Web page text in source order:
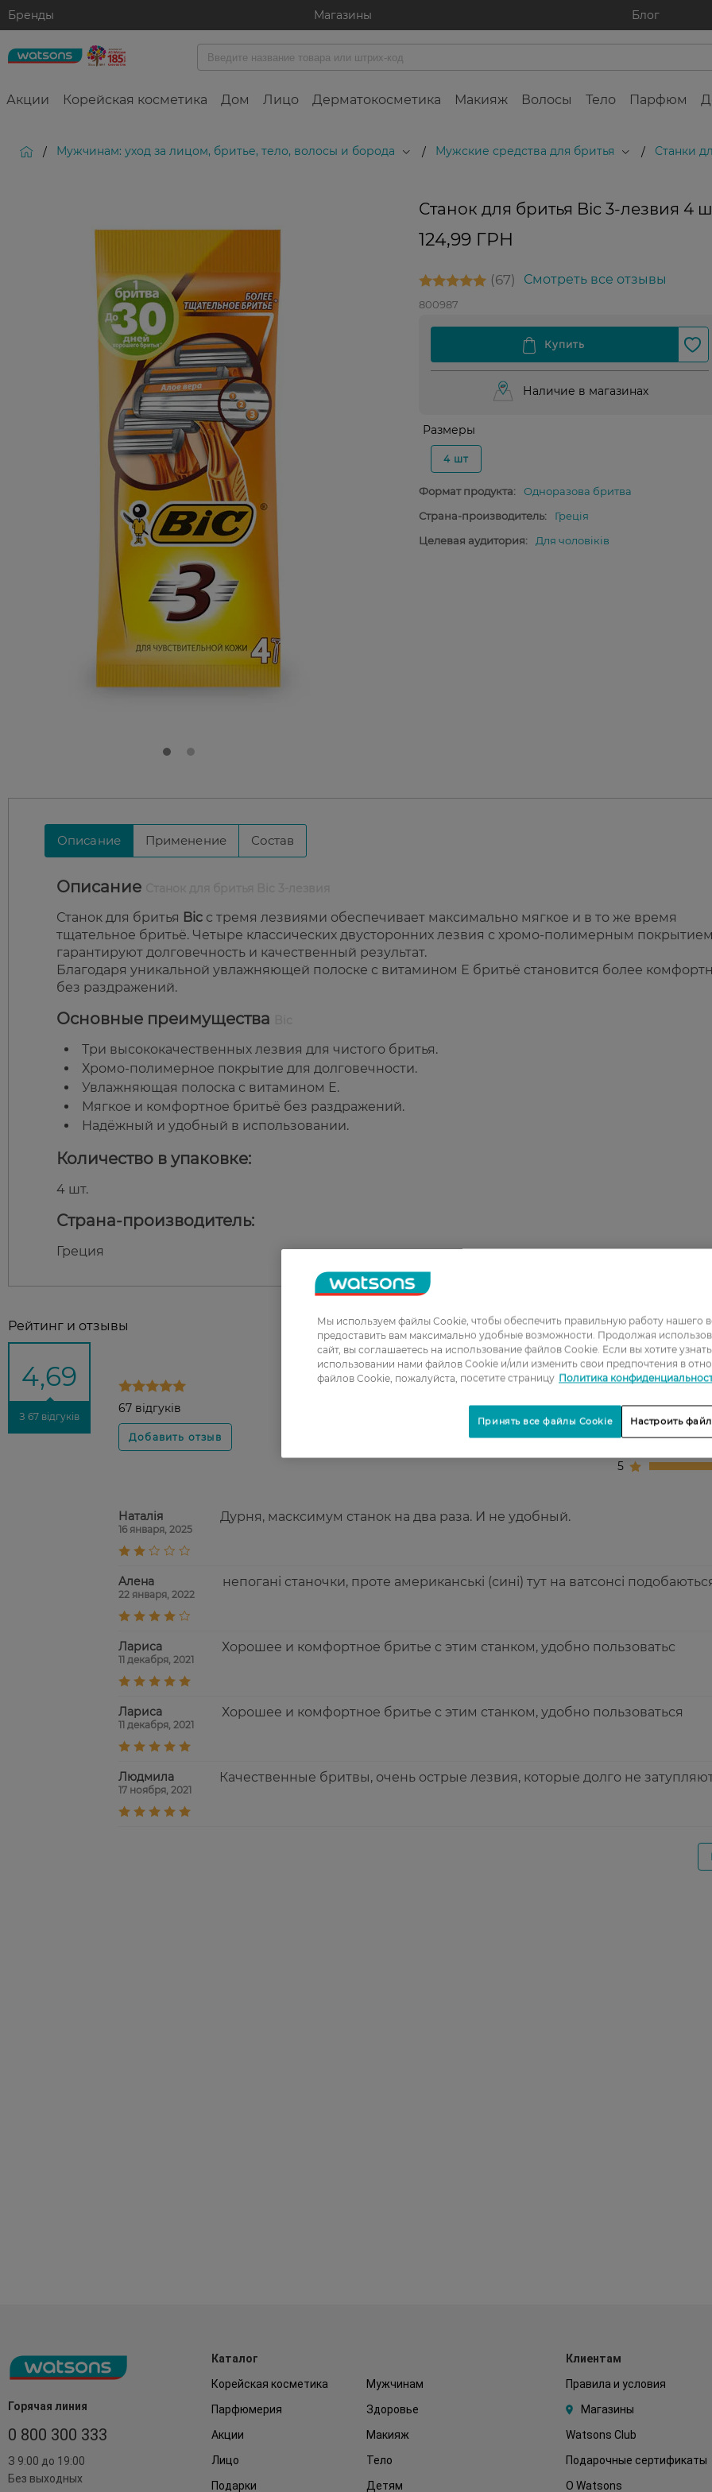
Бренды Магазины Блог
Акции Корейская косметика Дом Лицо Дерматокосметика Макияж Волосы Тело Парфюм
/ Мужчинам: уход за лицом, бритье, тело, волосы и борода / Мужские средства для бритья / Станки
Станок для бритья Bic 3-лезвия 4
124,99 ГРН
67 Смотреть все отзывы
800987
Наличие в магазинах
Размеры
4 шт
Формат продукта:
Одноразова бритва
Страна-производитель:
Греція
Целевая аудитория:
Для чоловіків
Описание Применение Состав
Описание
Станок для бритья Bic с тремя лезвиями обеспечивает максимально мягкое и в то же время
тщательное бритьё. Четыре классических двусторонних лезвия с хромо-полимерным покрытием
гарантируют долговечность и качественный результат.
Благодаря уникальной увлажняющей полоске с витамином Е бритьё становится более
без раздражений.
Основные преимущества
Три высококачественных лезвия для чистого бритья.
Хромо-полимерное покрытие для долговечности.
Увлажняющая полоска с витамином Е.
Мягкое и комфортное бритьё без раздражений.
Надёжный и удобный в использовании.
Количество в упаковке:
4 шт.
Страна-производитель:
Греция
Рейтинг и отзывы
4,69
З 67 відгуків
67 відгуків
1
2
4
5
Наталія
16 января, 2025
Дурня, масксимум станок на два раза. И не удобный.
Aлена
22 января, 2022
непогані станочки, проте американські (сині) тут на ватсонсі
Лариса
11 декабря, 2021
Хорошее и комфортное бритье с этим станком, удобно пользоватьс
Лариса
11 декабря, 2021
Хорошее и комфортное бритье с этим станком, удобно пользоваться
Людмила
17 ноября, 2021
Качественные бритвы, очень острые лезвия, которые долго не
Горячая линия
0 800 300 333
З 9:00 до 19:00
Без выходных
Каталог
Корейская косметика
Мужчинам
Парфюмерия
Здоровье
Акции
Макияж
Лицо
Тело
Подарки
Детям
Клиентам
Правила и условия
Магазины
Watsons Club
Подарочные сертификаты
О Watsons
Мы используем файлы Cookie, чтобы обеспечить правильную работу нашего
предоставить вам максимально удобные возможности. Продолжая
сайт, вы соглашаетесь на использование файлов Cookie. Если вы хотите
использовании нами файлов Cookie и/или изменить свои предпочтения в
файлов Cookie, пожалуйста, посетите страницу Политика
Настроить
Принять все файлы Cookie